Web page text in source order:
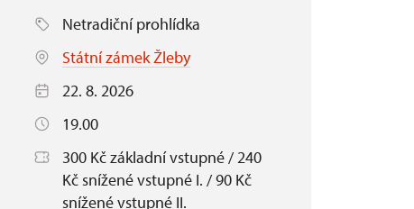
Netradiční prohlídka
Státní zámek Žleby
22. 8. 2026
19.00
300 Kč základní vstupné / 240
Kč snížené vstupné I. / 90 Kč
snížené vstupné II.